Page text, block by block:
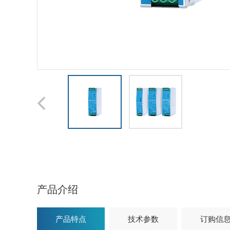
产品介绍
产品特点 技术参数 订购信